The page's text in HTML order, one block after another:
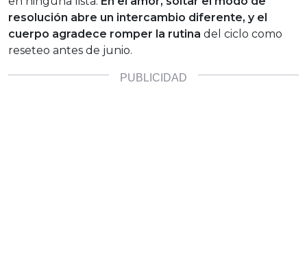
resolución abre un intercambio diferente, y el
cuerpo agradece romper la rutina del ciclo como
reseteo antes de junio.